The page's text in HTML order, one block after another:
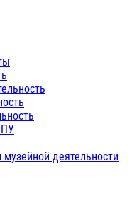
деятельности